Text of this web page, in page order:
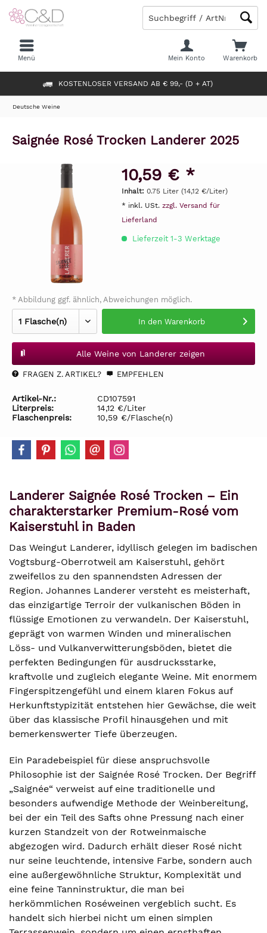
KOSTENLOSER VERSAND AB € 99,- (D + AT)
Warenkorb
Mein Konto
Menü
Deutsche Weine
Saignée Rosé Trocken Landerer 2025
10,59 € *
Inhalt: 0.75 Liter (14,12 €/Liter)
* inkl. USt. zzgl. Versand für
Lieferland
Lieferzeit 1-3 Werktage
* Abbildung ggf. ähnlich, Abweichungen möglich.
In den Warenkorb
Alle Weine von Landerer zeigen
FRAGEN Z. ARTIKEL? EMPFEHLEN
Artikel-Nr.:
CD107591
Literpreis:
14,12 €/Liter
Flaschenpreis:
10,59 €/Flasche(n)
Landerer Saignée Rosé Trocken – Ein
charakterstarker Premium-Rosé vom
Kaiserstuhl in Baden
Das Weingut Landerer, idyllisch gelegen im badischen
Vogtsburg-Oberrotweil am Kaiserstuhl, gehört
zweifellos zu den spannendsten Adressen der
Region. Johannes Landerer versteht es meisterhaft,
das einzigartige Terroir der vulkanischen Böden in
flüssige Emotionen zu verwandeln. Der Kaiserstuhl,
geprägt von warmen Winden und mineralischen
Löss- und Vulkanverwitterungsböden, bietet die
perfekten Bedingungen für ausdrucksstarke,
kraftvolle und zugleich elegante Weine. Mit enormem
Fingerspitzengefühl und einem klaren Fokus auf
Herkunftstypizität entstehen hier Gewächse, die weit
über das klassische Profil hinausgehen und mit
bemerkenswerter Tiefe überzeugen.
Ein Paradebeispiel für diese anspruchsvolle
Philosophie ist der Saignée Rosé Trocken. Der Begriff
„Saignée“ verweist auf eine traditionelle und
besonders aufwendige Methode der Weinbereitung,
bei der ein Teil des Safts ohne Pressung nach einer
kurzen Standzeit von der Rotweinmaische
abgezogen wird. Dadurch erhält dieser Rosé nicht
nur seine leuchtende, intensive Farbe, sondern auch
eine außergewöhnliche Struktur, Komplexität und
eine feine Tanninstruktur, die man bei
herkömmlichen Roséweinen vergeblich sucht. Es
handelt sich hierbei nicht um einen simplen